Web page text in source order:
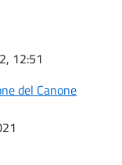
12:51
del Canone